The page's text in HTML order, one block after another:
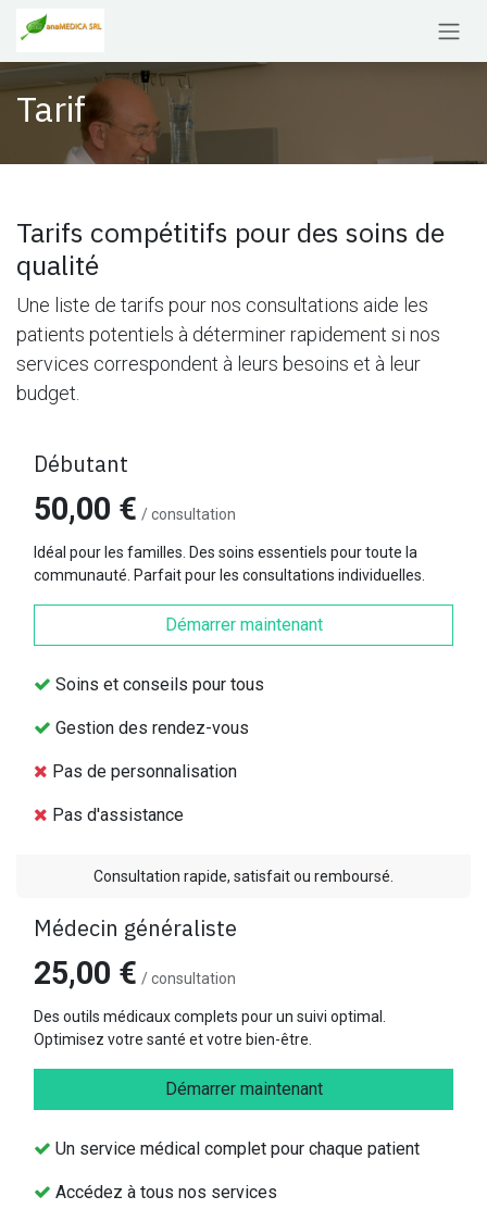
Se rendre au contenu
Tarif
Tarifs compétitifs pour des soins de
qualité
Une liste de tarifs pour nos consultations aide les
patients potentiels à déterminer rapidement si nos
services correspondent à leurs besoins et à leur
budget.
Débutant
50,00 € / consultation
Idéal pour les familles. Des soins essentiels pour toute la
communauté. Parfait pour les consultations individuelles.
Démarrer maintenant
Soins et conseils pour tous
Gestion des rendez-vous
Pas de personnalisation
Pas d'assistance
Consultation rapide, satisfait ou remboursé.
Médecin généraliste
25,00 € / consultation
Des outils médicaux complets pour un suivi optimal.
Optimisez votre santé et votre bien-être.
Démarrer maintenant
Un service médical complet pour chaque patient
Accédez à tous nos services